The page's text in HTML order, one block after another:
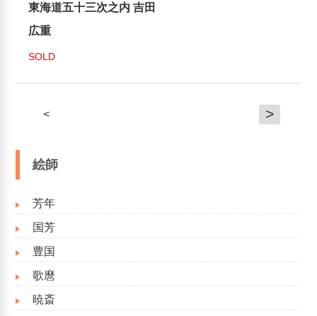
東海道五十三次之内 吉田
広重
SOLD
< >
絵師
芳年
国芳
豊国
歌麿
暁斎